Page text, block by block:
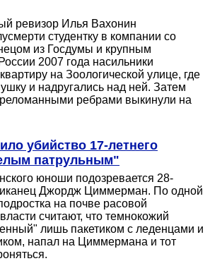
ревизор Илья Вахонин
студентку в компании со
из Госдумы и крупным
2007 года насильники
на Зоологической улице, где
и надругались над ней. Затем
ребрами выкинули на
убийство 17-летнего
патрульным"
юноши подозревается 28-
Джордж Циммерман. По одной
на почве расовой
считают, что темнокожий
лишь пакетиком с леденцами и
напал на Циммермана и тот